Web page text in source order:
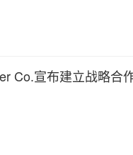
Co.宣布建立战略合